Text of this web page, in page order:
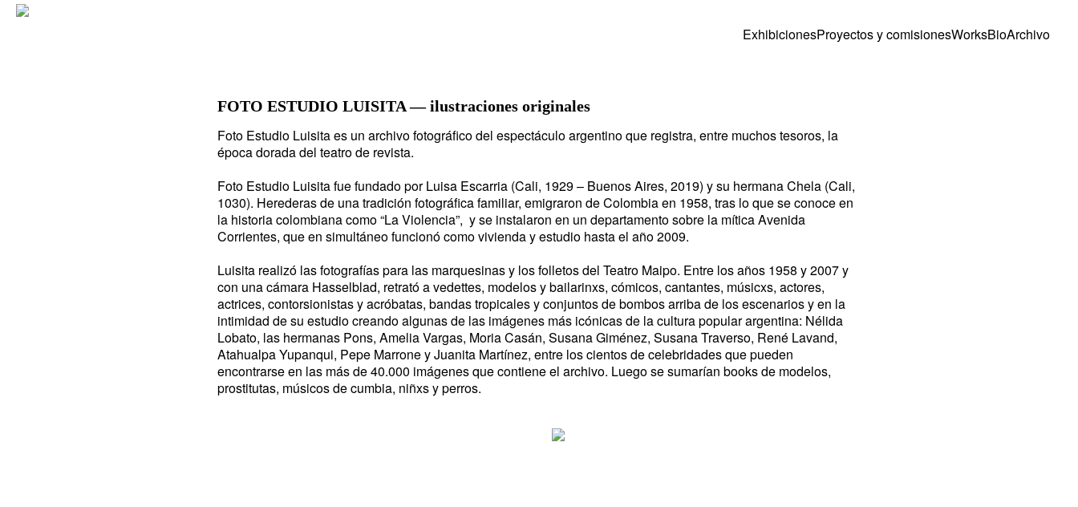
ExhibicionesProyectos y comisionesWorksBioArchivo
FOTO ESTUDIO LUISITA — ilustraciones originales
Foto Estudio Luisita es un archivo fotográfico del espectáculo argentino que registra, entre muchos tesoros, la
época dorada del teatro de revista.
Foto Estudio Luisita fue fundado por Luisa Escarria (Cali, 1929 – Buenos Aires, 2019) y su hermana Chela (Cali,
1030). Herederas de una tradición fotográfica familiar, emigraron de Colombia en 1958, tras lo que se conoce en
la historia colombiana como “La Violencia”, y se instalaron en un departamento sobre la mítica Avenida
Corrientes, que en simultáneo funcionó como vivienda y estudio hasta el año 2009.
Luisita realizó las fotografías para las marquesinas y los folletos del Teatro Maipo. Entre los años 1958 y 2007 y
con una cámara Hasselblad, retrató a vedettes, modelos y bailarinxs, cómicos, cantantes, músicxs, actores,
actrices, contorsionistas y acróbatas, bandas tropicales y conjuntos de bombos arriba de los escenarios y en la
intimidad de su estudio creando algunas de las imágenes más icónicas de la cultura popular argentina: Nélida
Lobato, las hermanas Pons, Amelia Vargas, Moria Casán, Susana Giménez, Susana Traverso, René Lavand,
Atahualpa Yupanqui, Pepe Marrone y Juanita Martínez, entre los cientos de celebridades que pueden
encontrarse en las más de 40.000 imágenes que contiene el archivo. Luego se sumarían books de modelos,
prostitutas, músicos de cumbia, niñxs y perros.